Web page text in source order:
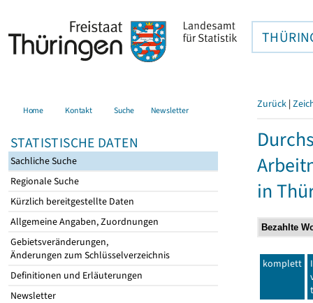
Home Kontakt Suche Newsletter
STATISTISCHE DATEN
Sachliche Suche
Regionale Suche
Kürzlich bereitgestellte Daten
Allgemeine Angaben, Zuordnungen
Gebietsveränderungen,
Änderungen zum Schlüsselverzeichnis
Definitionen und Erläuterungen
Newsletter
Zurück |
in
komplett